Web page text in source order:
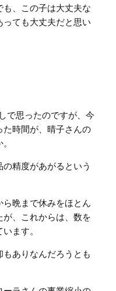
も、この子は大丈夫な
っても大丈夫だと思い
で思ったのですが、今
た時間が、晴子さんの
精度があがるという
晩まで休みをほとん
が、これからは、数を
ます。
ありなんだろうとも